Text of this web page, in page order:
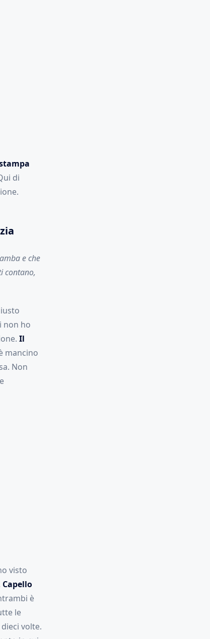
di
e che
contano,
non ho
Il
mancino
Non
visto
Capello
è
le
volte.